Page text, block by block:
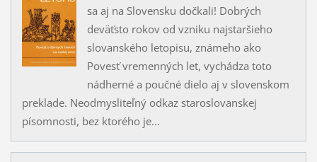
sa aj na Slovensku dočkali! Dobrých
deväťsto rokov od vzniku najstaršieho
slovanského letopisu, známeho ako
Povesť vremenných let, vychádza toto
nádherné a poučné dielo aj v slovenskom
preklade. Neodmysliteľný odkaz staroslovanskej
písomnosti, bez ktorého je...